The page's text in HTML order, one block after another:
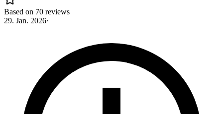
Based on 70 reviews
29. Jan. 2026·